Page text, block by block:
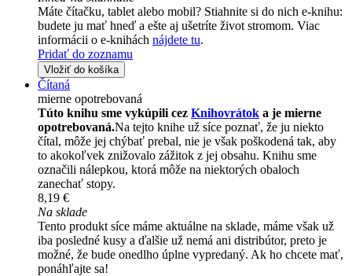
Máte čítačku, tablet alebo mobil? Stiahnite si do nich e-knihu:
budete ju mať hneď a ešte aj ušetríte život stromom. Viac
informácii o e-knihách nájdete tu.
Pridať do zoznamu
Vložiť do košíka
Čítaná
mierne opotrebovaná
Túto knihu sme vykúpili cez Knihovrátok a je mierne
opotrebovaná.Na tejto knihe už síce poznať, že ju niekto
čítal, môže jej chýbať prebal, nie je však poškodená tak, aby
to akokoľvek znižovalo zážitok z jej obsahu. Knihu sme
označili nálepkou, ktorá môže na niektorých obaloch
zanechať stopy.
8,19 €
Na sklade
Tento produkt síce máme aktuálne na sklade, máme však už
iba posledné kusy a ďalšie už nemá ani distribútor, preto je
možné, že bude onedlho úplne vypredaný. Ak ho chcete mať,
ponáhľajte sa!